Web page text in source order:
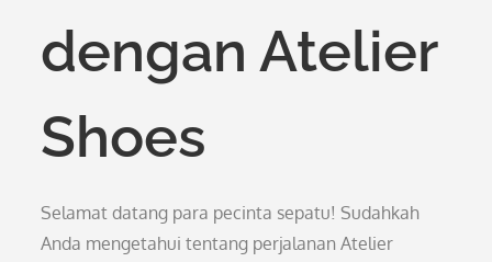
dengan Atelier
Shoes
Selamat datang para pecinta sepatu! Sudahkah
Anda mengetahui tentang perjalanan Atelier